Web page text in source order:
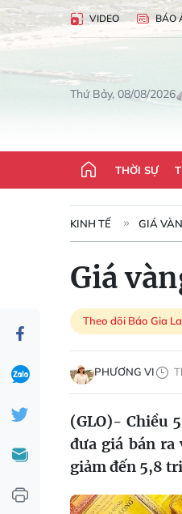
VIDEO BÁO
Thứ Bảy, 08/08/2026
THỜI SỰ
KINH TẾ GIÁ
Giá
Theo dõi Báo Gia
PHƯƠNG VI
(GLO)- Chiều
đưa giá bán ra
giảm đến 5,8